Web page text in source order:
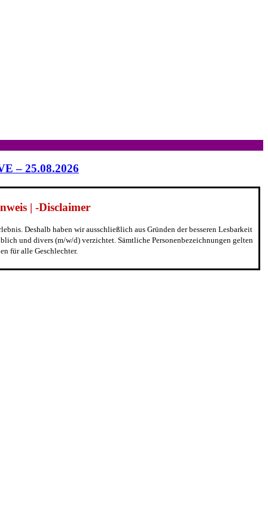
– 25.08.2026
| -Disclaimer
Deshalb haben wir ausschließlich aus Gründen der besseren Lesbarkeit
und divers (m/w/d) verzichtet. Sämtliche Personenbezeichnungen gelten
für alle Geschlechter.